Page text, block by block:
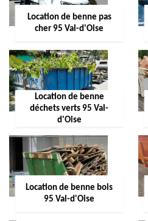
Location de benne pas
cher 95 Val-d'Oise
Location de benne
déchets verts 95 Val-
d'Oise
Location de benne bois
95 Val-d'Oise